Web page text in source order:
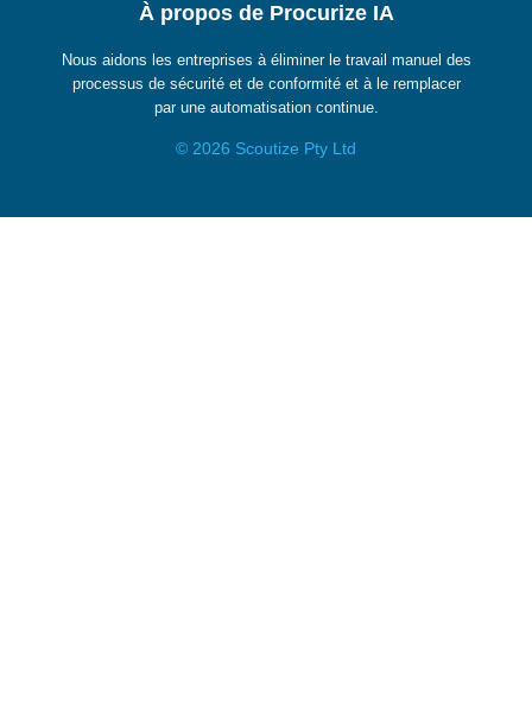
À propos de Procurize IA
Nous aidons les entreprises à éliminer le travail manuel des
processus de sécurité et de conformité et à le remplacer
par une automatisation continue.
© 2026 Scoutize Pty Ltd